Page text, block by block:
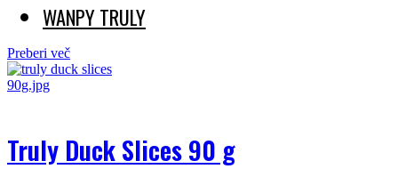
WANPY TRULY
Preberi več
Truly Duck Slices 90 g